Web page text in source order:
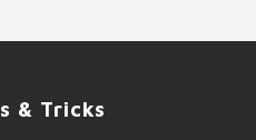
& Tricks